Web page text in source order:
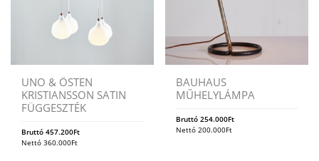
UNO & ÖSTEN
KRISTIANSSON SATIN
FÜGGESZTÉK
Bruttó 457.200Ft
Nettó 360.000Ft
BAUHAUS
MŰHELYLÁMPA
Bruttó254.000Ft
Nettó200.000Ft